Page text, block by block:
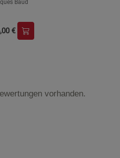
Baud
€
vorhanden.